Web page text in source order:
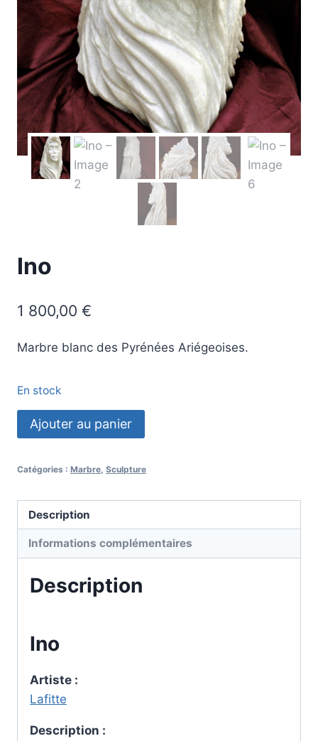
Ino
1 800,00 €
Marbre blanc des Pyrénées Ariégeoises.
En stock
quantité
de
Ajouter au panier
Catégories : Marbre, Sculpture
Description
Informations complémentaires
Description
Ino
Artiste :
Lafitte
Description :